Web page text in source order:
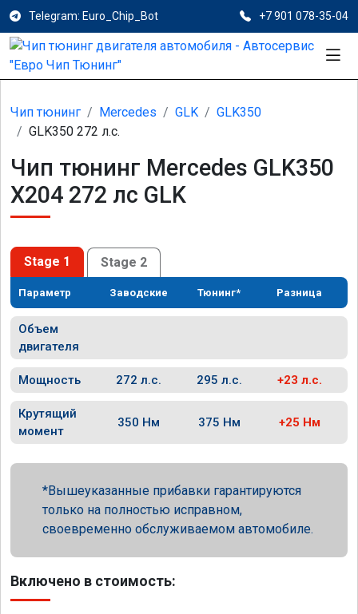
Telegram: Euro_Chip_Bot +7 901 078-35-04
Чип тюнинг Mercedes GLK
GLK350
GLK350 272 л.с.
Чип тюнинг Mercedes GLK350
X204 272 лс GLK
Stage 1 Stage 2
Параметр Заводские Тюнинг* Разница
Объем
двигателя
Мощность 272 л.с. 295 л.с. +23 л.с.
Крутящий
момент
350 Нм 375 Нм +25 Нм
Вышеуказанные прибавки гарантируются
только на полностью исправном,
своевременно обслуживаемом автомобиле.
Включено в стоимость: